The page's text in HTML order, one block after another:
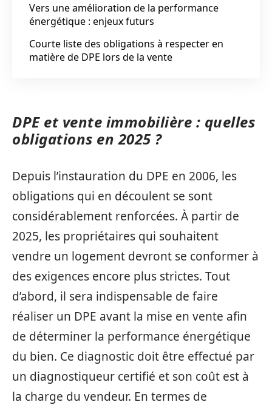
Vers une amélioration de la performance
énergétique : enjeux futurs
Courte liste des obligations à respecter en
matière de DPE lors de la vente
DPE et vente immobilière : quelles
obligations en 2025 ?
Depuis l’instauration du DPE en 2006, les
obligations qui en découlent se sont
considérablement renforcées. À partir de
2025, les propriétaires qui souhaitent
vendre un logement devront se conformer à
des exigences encore plus strictes. Tout
d’abord, il sera indispensable de faire
réaliser un DPE avant la mise en vente afin
de déterminer la performance énergétique
du bien. Ce diagnostic doit être effectué par
un diagnostiqueur certifié et son coût est à
la charge du vendeur. En termes de